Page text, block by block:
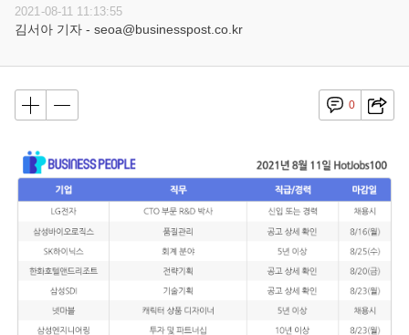
2021-08-11 11:13:55
김서아 기자 - seoa@businesspost.co.kr
0